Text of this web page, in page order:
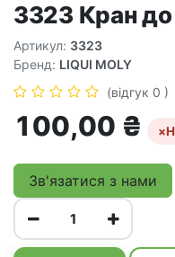
3323 Кран
Артикул: 3323
Бренд: LIQUI MOLY
(відгук 0 )
100,00 ₴ ×
Зв'язатися з нами